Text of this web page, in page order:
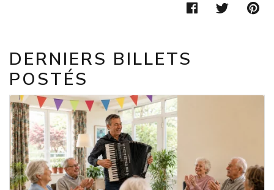
FACEBOOK
DERNIERS BILLETS
POSTÉS